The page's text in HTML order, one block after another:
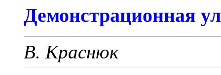
Демонстрационная
В. Краснюк